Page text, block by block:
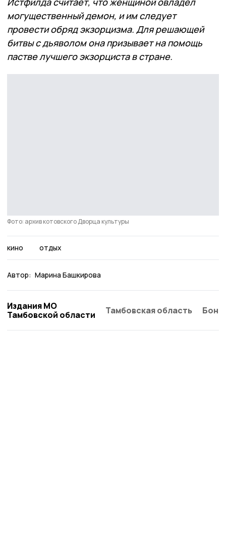
могущественный демон, и им следует
провести обряд экзорцизма. Для решающей
битвы с дьяволом она призывает на помощь
пастве лучшего экзорциста в стране.
Фото: архив котовского Дворца культуры
кино отдых
Автор: Марина Башкирова
Издания МО
Тамбовской области
Тамбовская область